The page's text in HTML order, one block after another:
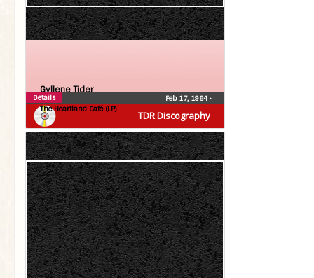
TDR Discography
Gyllene Tider
The Heartland Café (LP)
Feb 17, 1984•
Details